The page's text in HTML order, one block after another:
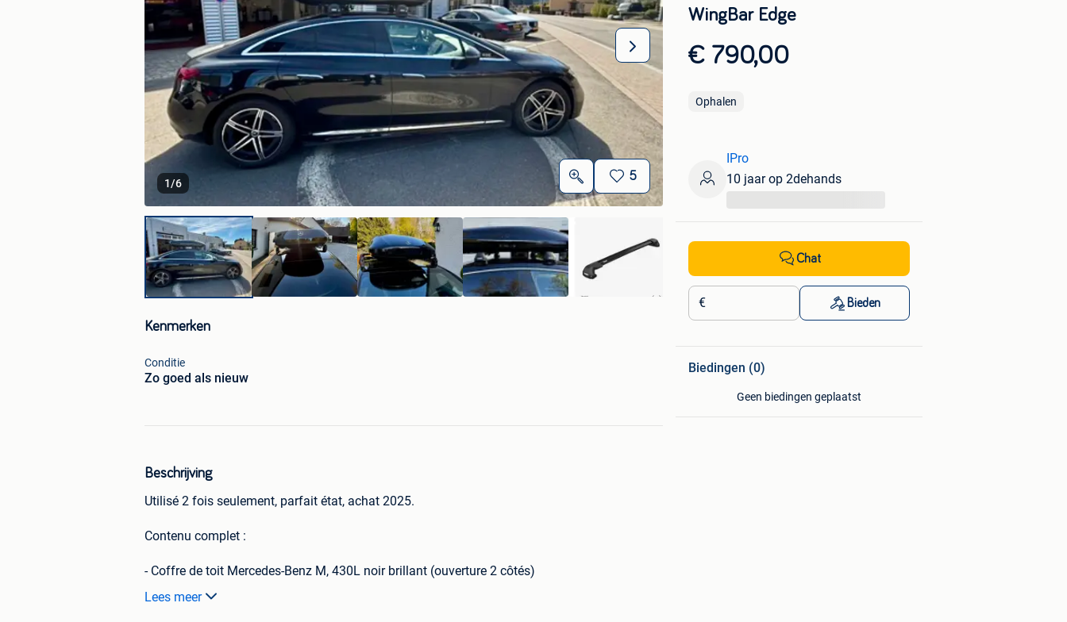
1/6
5
Kenmerken
Conditie
Zo goed als nieuw
Beschrijving
Utilisé 2 fois seulement, parfait état, achat 2025.
Contenu complet :
- Coffre de toit Mercedes-Benz M, 430L noir brillant (ouverture 2 côtés)
- 2× barres Thule WingBar Edge 104 cm (721520)
- 4× pieds Thule Edge Fixpoint (720700)
Lees meer
WingBar Edge
€ 790,00
Ophalen
IPro
10 jaar op 2dehands
Chat
€ Bieden
Biedingen (0)
Geen biedingen geplaatst